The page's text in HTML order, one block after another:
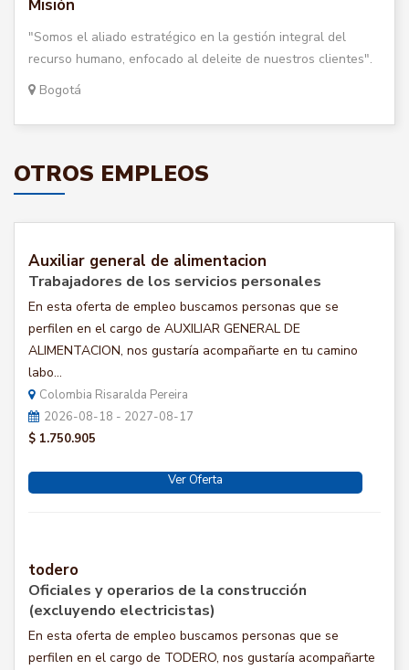
Misión
"Somos el aliado estratégico en la gestión integral del
recurso humano, enfocado al deleite de nuestros clientes".
Bogotá
OTROS EMPLEOS
Auxiliar general de alimentacion
Trabajadores de los servicios personales
En esta oferta de empleo buscamos personas que se
perfilen en el cargo de AUXILIAR GENERAL DE
ALIMENTACION, nos gustaría acompañarte en tu camino
labo...
Colombia Risaralda Pereira
2026-08-18 - 2027-08-17
$ 1.750.905
Ver Oferta
todero
Oficiales y operarios de la construcción
(excluyendo electricistas)
En esta oferta de empleo buscamos personas que se
perfilen en el cargo de TODERO, nos gustaría acompañarte